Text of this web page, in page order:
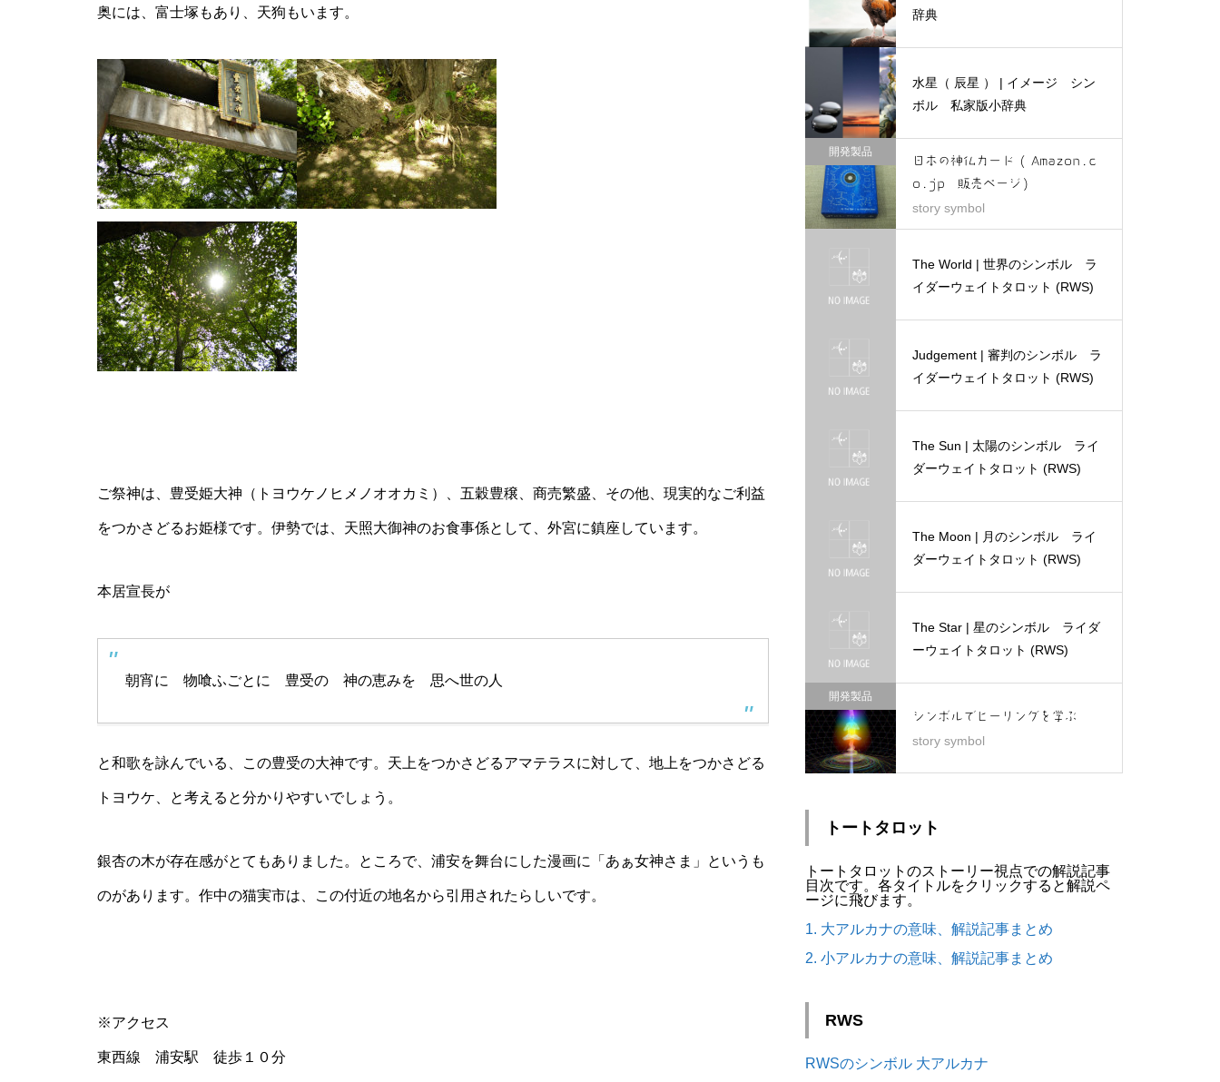
太陽 (太陽神） | イメージ シ
ンボル 私家版小辞典
牛（雄牛・雌牛・子牛） | イ
メージ シンボル 私家版小辞
典
奥には、富士塚もあり、天狗もいます。
ご祭神は、豊受姫大神（トヨウケノヒメノオオカミ）、五穀豊穣、商売繁盛、その他、現実的なご利益
をつかさどるお姫様です。伊勢では、天照大御神のお食事係として、外宮に鎮座しています。
本居宣長が
朝宵に 物喰ふごとに 豊受の 神の恵みを 思へ世の人
と和歌を詠んでいる、この豊受の大神です。天上をつかさどるアマテラスに対して、地上をつかさどる
トヨウケ、と考えると分かりやすいでしょう。
銀杏の木が存在感がとてもありました。ところで、浦安を舞台にした漫画に「あぁ女神さま」というも
のがあります。作中の猫実市は、この付近の地名から引用されたらしいです。
※アクセス
東西線 浦安駅 徒歩１０分
辞典
水星（ 辰星 ） | イメージ シン
ボル 私家版小辞典
開発製品
日本の神仏カード ( Amazon.c
o.jp 販売ページ)
story symbol
The World | 世界のシンボル ラ
イダーウェイトタロット (RWS)
Judgement | 審判のシンボル ラ
イダーウェイトタロット (RWS)
The Sun | 太陽のシンボル ライ
ダーウェイトタロット (RWS)
The Moon | 月のシンボル ライ
ダーウェイトタロット (RWS)
The Star | 星のシンボル ライダ
ーウェイトタロット (RWS)
開発製品
シンボルでヒーリングを学ぶ
story symbol
トートタロット
トートタロットのストーリー視点での解説記事
目次です。各タイトルをクリックすると解説ペ
ージに飛びます。
1. 大アルカナの意味、解説記事まとめ
2. 小アルカナの意味、解説記事まとめ
RWS
RWSのシンボル 大アルカナ